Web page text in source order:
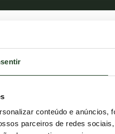
conteúdo e anúncios,
parceiros de redes